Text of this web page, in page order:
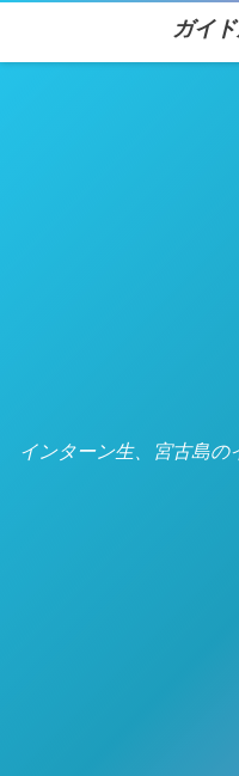
ガイ
インターン生、宮古島の